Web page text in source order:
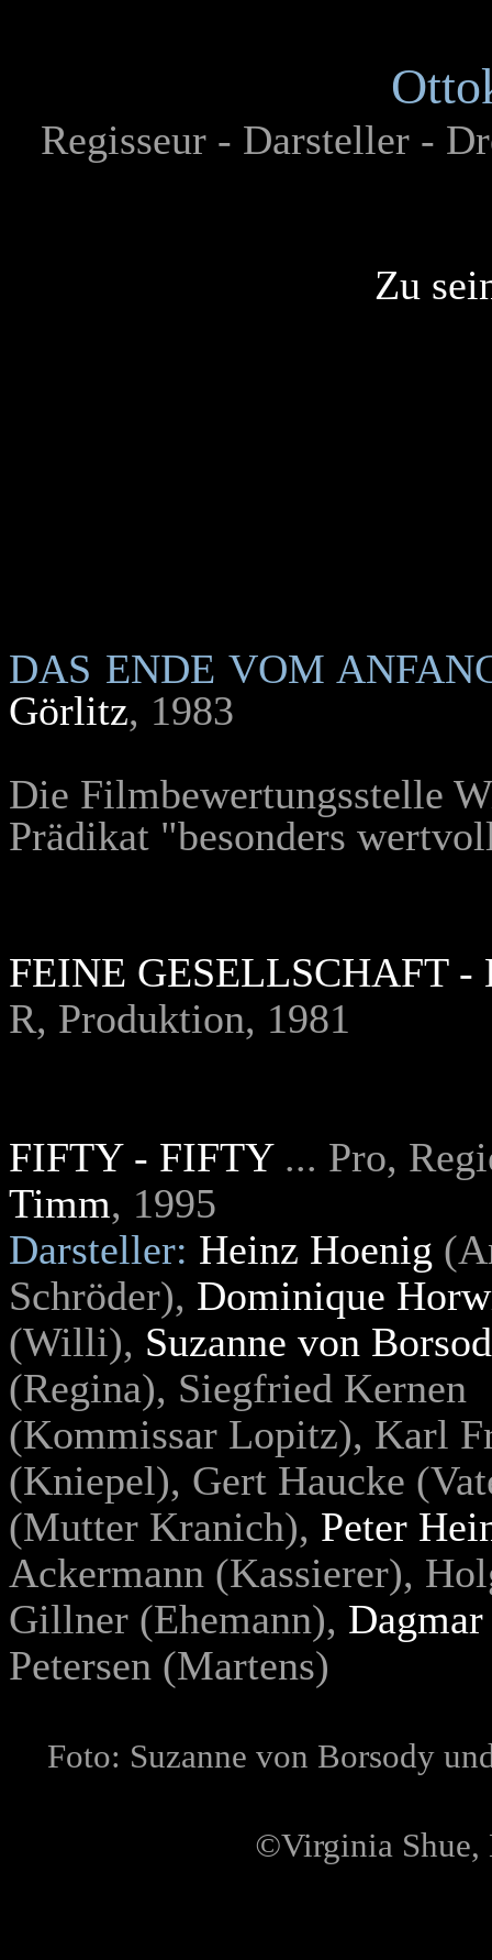
Regisseur - Darsteller -
Zu
DAS ENDE VOM
Görlitz, 1983
Die Filmbewertungsstelle
Prädikat "besonders
FEINE GESELLSCHAFT
R, Produktion, 1981
FIFTY - FIFTY... Pro,
Timm, 1995
Darsteller: Heinz Hoenig
Schröder), Dominique
(Willi), Suzanne von
(Regina), Siegfried Kernen
(Kommissar Lopitz), Karl
(Kniepel), Gert Haucke
(Mutter Kranich), Peter
Ackermann (Kassierer),
Gillner (Ehemann),
Petersen (Martens)
Foto: Suzanne von Borsody
©Virginia